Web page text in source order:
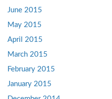
June 2015
May 2015
April 2015
March 2015
February 2015
January 2015